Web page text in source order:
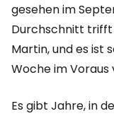
gesehen im
Durchschnitt trifft
Martin, und es ist
Woche im Voraus
Es gibt Jahre, in